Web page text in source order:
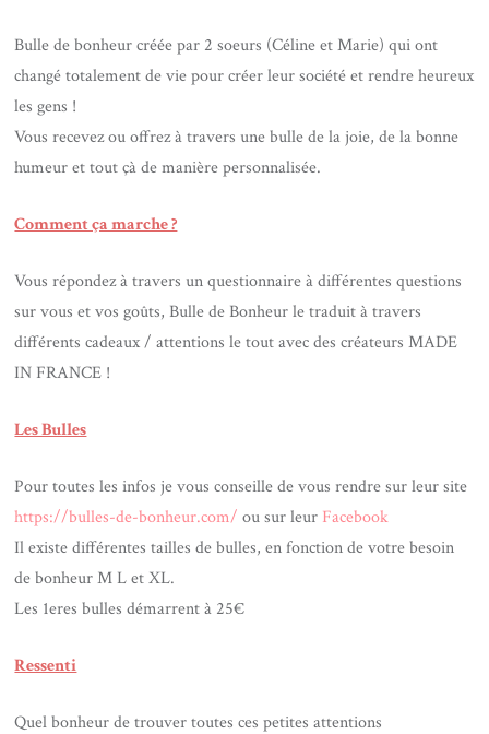
Bulle de bonheur créée par 2 soeurs (Céline et Marie) qui ont
changé totalement de vie pour créer leur société et rendre heureux
les gens !
Vous recevez ou offrez à travers une bulle de la joie, de la bonne
humeur et tout çà de manière personnalisée.
Comment ça marche ?
Vous répondez à travers un questionnaire à différentes questions
sur vous et vos goûts, Bulle de Bonheur le traduit à travers
différents cadeaux / attentions le tout avec des créateurs MADE
IN FRANCE !
Les Bulles
Pour toutes les infos je vous conseille de vous rendre sur leur site
https://bulles-de-bonheur.com/ ou sur leur Facebook
Il existe différentes tailles de bulles, en fonction de votre besoin
de bonheur M L et XL.
Les 1eres bulles démarrent à 25€
Ressenti
Quel bonheur de trouver toutes ces petites attentions